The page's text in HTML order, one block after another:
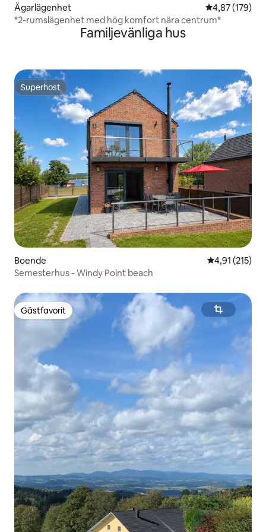
Ägarlägenhet 4,87 av 5 i
4,87 (179)
*2-rumslägenhet med hög komfort nära centrum*
Familjevänliga hus
Superhost
Superhost
Boende 4,91 av 5 i
4,91 (215)
Semesterhus - Windy Point beach
Gästfavorit
Gästfavorit